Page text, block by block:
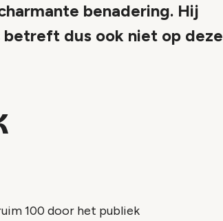
benadering. Hij
betreft dus ook niet op deze
100 door het publiek